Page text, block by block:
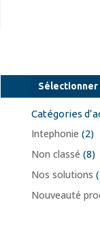
Sélectionner
Catégories
Intephonie (2)
Non classé (8)
Nos solutions
Nouveauté